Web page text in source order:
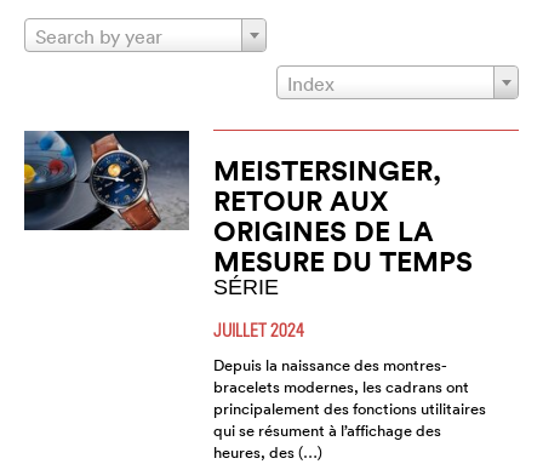
Search by year
Index
MEISTERSINGER,
RETOUR AUX
ORIGINES DE LA
MESURE DU TEMPS
SÉRIE
JUILLET 2024
Depuis la naissance des montres-
bracelets modernes, les cadrans ont
principalement des fonctions utilitaires
qui se résument à l’affichage des
heures, des (…)